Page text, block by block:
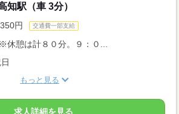
知駅（車 3分）
円 交通費一部支給
憩は計８０分。９：０...
もっと見る
求人詳細を見る